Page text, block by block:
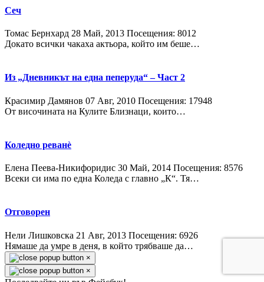
Сеч
Томас Бернхард 28 Май, 2013 Посещения: 8012
Докато всички чакаха актьора, който им беше…
Из „Дневникът на една пеперуда“ – Част 2
Красимир Дамянов 07 Авг, 2010 Посещения: 17948
От височината на Кулите Близнаци, които…
Коледно реванè
Елена Пеева-Никифоридис 30 Май, 2014 Посещения: 8576
Всеки си има по една Коледа с главно „К“. Тя…
Отговорен
Нели Лишковска 21 Авг, 2013 Посещения: 6926
Нямаше да умре в деня, в който трябваше да…
×
×